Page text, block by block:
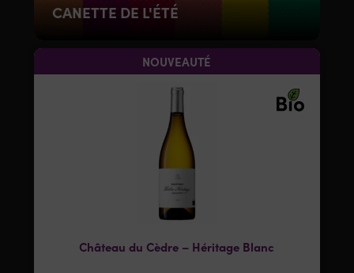
CANETTE DE L'ÉTÉ
NOUVEAUTÉ
Château du Cèdre – Héritage Blanc